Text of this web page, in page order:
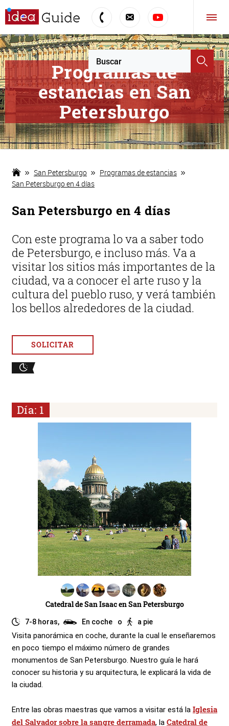
Programas de
estancias en San
Petersburgo
San Petersburgo
Programas de estancias
San Petersburgo en 4 días
San Petersburgo en 4 días
Con este programa lo va a saber todo
de Petersburgo, e incluso más. Va a
visitar los sitios más importantes de la
ciudad, va a conocer el arte ruso y la
cultura del pueblo ruso, y verá también
los bellos alrededores de la ciudad.
SOLICITAR
Día: 1
Catedral de San Isaac en San Petersburgo
7-8 horas, En coche o a pie
Visita panorámica en coche, durante la cual le enseñaremos
en poco tiempo el máximo número de grandes
monumentos de San Petersburgo. Nuestro guía le hará
conocer su historia y su arquitectura, le explicará la vida de
la ciudad.
Entre las obras maestras que vamos a visitar está la Iglesia
del Salvador sobre la sangre derramada, la Catedral de